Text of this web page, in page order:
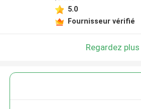
5.0
Fournisseur vérifié
Regardez plus